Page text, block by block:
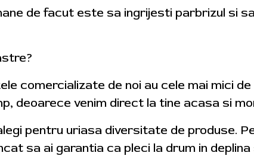
de facut este sa ingrijesti parbrizul si
comercializate de noi au cele mai mici
deoarece venim direct la tine acasa si
pentru uriasa diversitate de produse.
sa ai garantia ca pleci la drum in